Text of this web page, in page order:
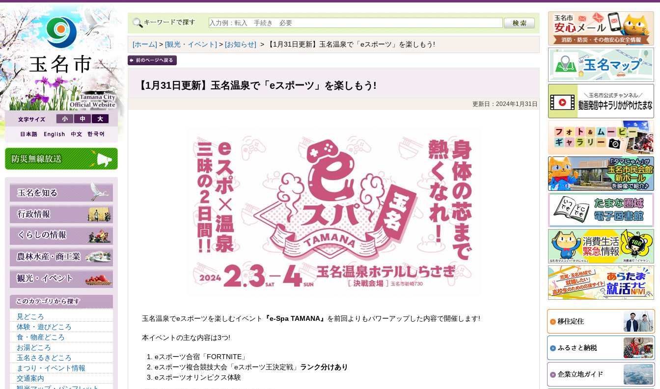
見どころ
体験・遊びどころ
食・物産どころ
お湯どころ
玉名さるきどころ
まつり・イベント情報
交通案内
[ホーム] > [観光・イベント] > [お知らせ] > 【1月31日更新】玉名温泉で「eスポーツ」を楽しもう!
【1月31日更新】玉名温泉で「eスポーツ」を楽しもう!
更新日：2024年1月31日
玉名温泉でeスポーツを楽しむイベント 『e-Spa TAMANA』 を前回よりもパワーアップした内容で開催します!
本イベントの主な内容は3つ!
eスポーツ合宿「FORTNITE」
eスポーツ複合競技大会「eスポーツ王決定戦」 ランク分けあり
eスポーツオリンピクス体験